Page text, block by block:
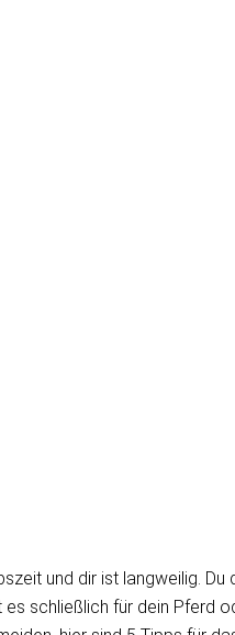
und dir ist langweilig. Du
schließlich für dein Pferd